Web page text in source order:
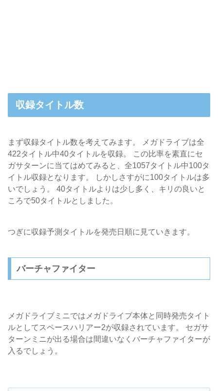
収録タイトル数
まず収録タイトル数を考えてみます。 メガドライブは全
422タイトル中40タイトルを収録。 この比率を素直にセ
ガサターンに当てはめてみると、全1057タイトル中100タ
イトル収録となります。 しかしさすがに100タイトルは多
いでしょう。 40タイトルよりは少し多く、キリの良いと
ころで50タイトルとしました。
つぎに収録予測タイトルを発売日順に見ていきます。
バーチャファイター
メガドライブミニではメガドライブ本体と同時発売タイト
ルとしてスペースハリアー2が収録されています。 セガサ
ターンミニが出る場合は間違いなくバーチャファイターが
入るでしょう。